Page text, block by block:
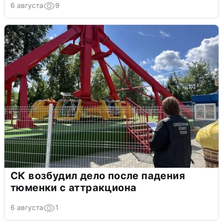
6 августа 9
СК возбудил дело после падения
тюменки с аттракциона
6 августа 1